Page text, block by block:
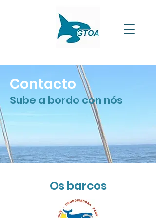
Contacto
Sube a bordo con nós
Os barcos